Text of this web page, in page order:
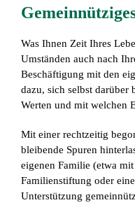
Was Ihnen Zeit Ihres
Umständen auch nach
Beschäftigung mit den
dazu, sich selbst darüber
Werten und mit welchen
Mit einer rechtzeitig
bleibende Spuren
eigenen Familie (etwa
Familienstiftung oder
Unterstützung